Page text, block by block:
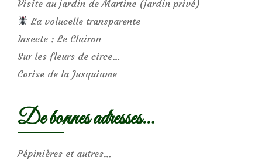
Visite au jardin de Martine (jardin privé)
La volucelle transparente
Insecte : Le Clairon
Sur les fleurs de circe…
Corise de la Jusquiame
De bonnes adresses…
Pépinières et autres…